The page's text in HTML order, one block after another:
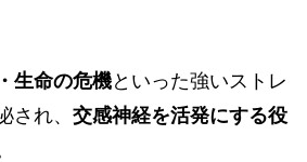
生命の危機といった強いストレ
され、 交感神経を活発にする役